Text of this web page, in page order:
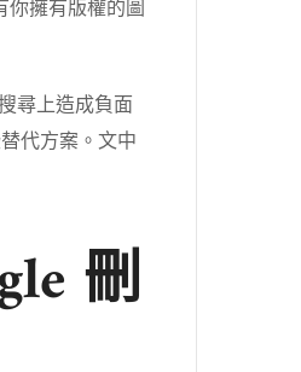
你擁有版權的圖
尋上造成負面
代方案。文中
刪